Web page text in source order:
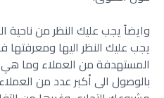
وايضاً يجب عليك النظر من
يجب عليك النظر اليها
المستهدفة من العملاء وما
بالوصول الى أكبر عدد من